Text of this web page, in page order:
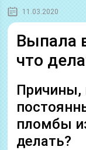
11.03.2020
Выпала
что
Причины,
пломбы
делать?